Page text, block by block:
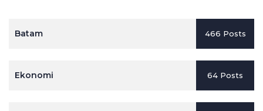
Batam 466 Posts
Ekonomi 64 Posts